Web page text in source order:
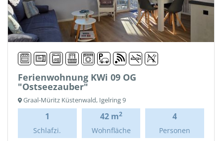
Ferienwohnung KWi 09 OG
"Ostseezauber"
Graal-Müritz Küstenwald, Igelring 9
1
Schlafzi.
42 m2
Wohnfläche
4
Personen